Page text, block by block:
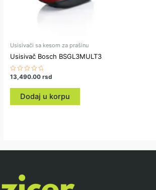
Usisivači sa kesom za prašinu
Usisivač Bosch BSGL3MULT3
Ocenjeno
0
13,490.00rsd
Dodaj u korpu